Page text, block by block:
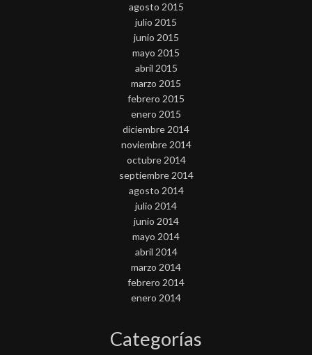
agosto 2015
julio 2015
junio 2015
mayo 2015
abril 2015
marzo 2015
febrero 2015
enero 2015
diciembre 2014
noviembre 2014
octubre 2014
septiembre 2014
agosto 2014
julio 2014
junio 2014
mayo 2014
abril 2014
marzo 2014
febrero 2014
enero 2014
Categorías